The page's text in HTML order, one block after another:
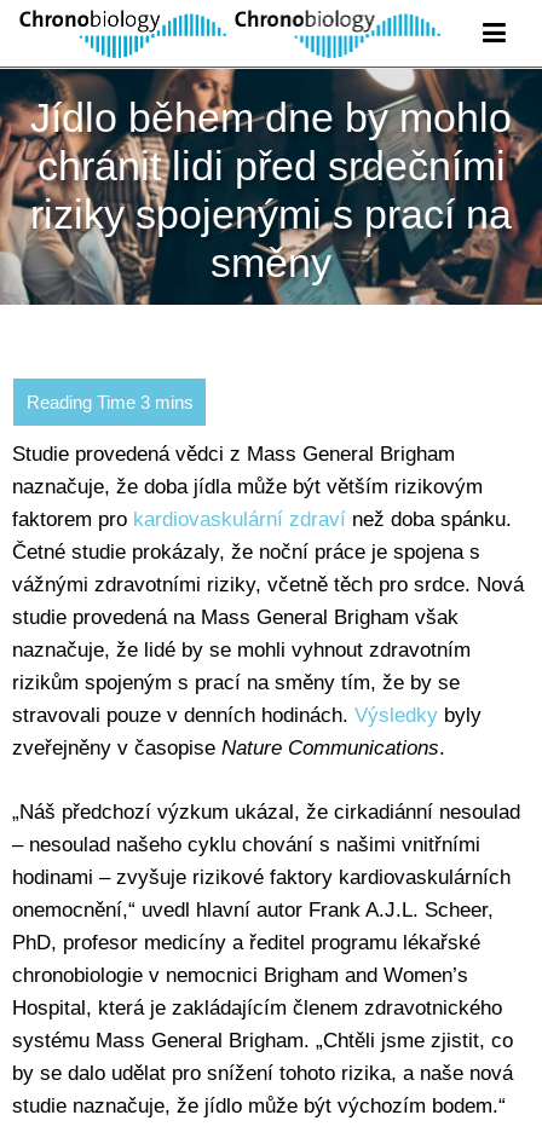
Jídlo během dne by mohlo
chránit lidi před srdečními
riziky spojenými s prací na
směny
Studie provedená vědci z Mass General Brigham
naznačuje, že doba jídla může být větším rizikovým
faktorem pro kardiovaskulární zdraví než doba spánku.
Četné studie prokázaly, že noční práce je spojena s
vážnými zdravotními riziky, včetně těch pro srdce. Nová
studie provedená na Mass General Brigham však
naznačuje, že lidé by se mohli vyhnout zdravotním
rizikům spojeným s prací na směny tím, že by se
stravovali pouze v denních hodinách. Výsledky byly
zveřejněny v časopise Nature Communications.
„Náš předchozí výzkum ukázal, že cirkadiánní nesoulad
– nesoulad našeho cyklu chování s našimi vnitřními
hodinami – zvyšuje rizikové faktory kardiovaskulárních
onemocnění,“ uvedl hlavní autor Frank A.J.L. Scheer,
PhD, profesor medicíny a ředitel programu lékařské
chronobiologie v nemocnici Brigham and Women’s
Hospital, která je zakládajícím členem zdravotnického
systému Mass General Brigham. „Chtěli jsme zjistit, co
by se dalo udělat pro snížení tohoto rizika, a naše nová
studie naznačuje, že jídlo může být výchozím bodem.“